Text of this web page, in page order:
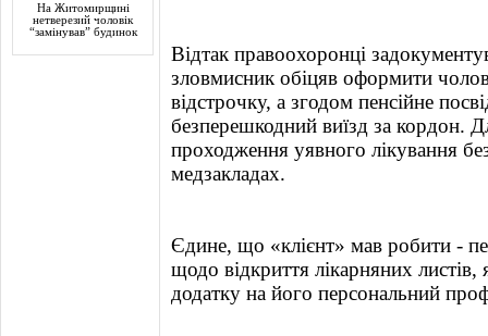
На Житомирщині
нетверезий чоловік
“замінував” будинок
Відтак правоохоронці
зловмисник обіцяв оформити
відстрочку, а згодом пенсійне
безперешкодний виїзд за кордон.
проходження уявного лікування
медзакладах.
Єдине, що «клієнт» мав робити -
щодо відкриття лікарняних
додатку на його персональний